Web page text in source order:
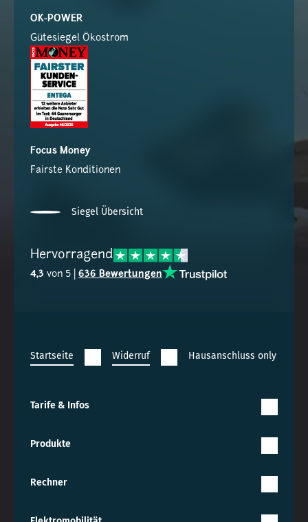
OK-POWER
Gütesiegel Ökostrom
Focus Money
Fairste Konditionen
Siegel Übersicht
Hervorragend
4,3 von 5 | 636 Bewertungen
Startseite Widerruf Hausanschluss only
Tarife & Infos
Produkte
Rechner